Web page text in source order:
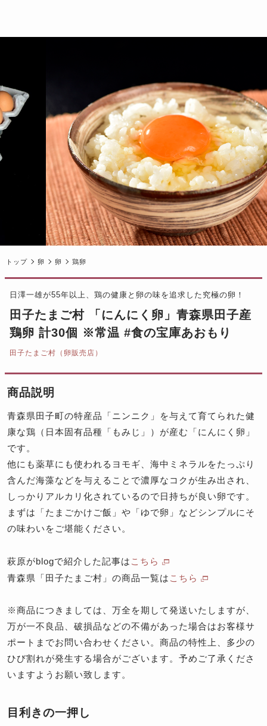
トップ 卵 卵 鶏卵
日澤一雄が55年以上、鶏の健康と卵の味を追求した究極の卵！
田子たまご村 「にんにく卵」青森県田子産
鶏卵 計30個 ※常温 #食の宝庫あおもり
田子たまご村（卵販売店）
商品説明
青森県田子町の特産品「ニンニク」を与えて育てられた健
康な鶏（日本固有品種「もみじ」）が産む「にんにく卵」
です。
他にも薬草にも使われるヨモギ、海中ミネラルをたっぷり
含んだ海藻などを与えることで濃厚なコクが生み出され、
しっかりアルカリ化されているので日持ちが良い卵です。
まずは「たまごかけご飯」や「ゆで卵」などシンプルにそ
の味わいをご堪能ください。
萩原がblogで紹介した記事は こちら
青森県「田子たまご村」の商品一覧は こちら
※商品につきましては、万全を期して発送いたしますが、
万が一不良品、破損品などの不備があった場合はお客様サ
ポートまでお問い合わせください。商品の特性上、多少の
ひび割れが発生する場合がございます。予めご了承くださ
いますようお願い致します。
目利きの一押し